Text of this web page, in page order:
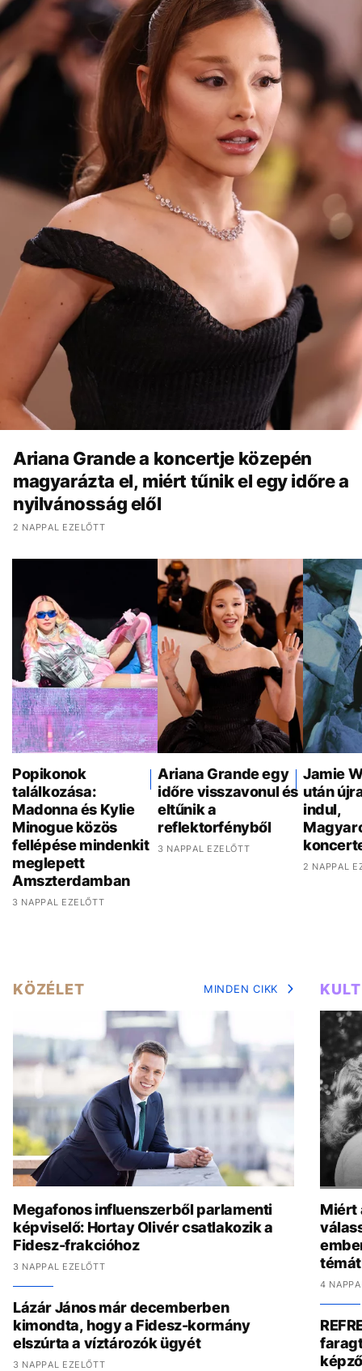
Ariana Grande a koncertje közepén
magyarázta el, miért tűnik el egy időre a
nyilvánosság elől
2 NAPPAL EZELŐTT
Popikonok
találkozása:
Madonna és Kylie
Minogue közös
fellépése mindenkit
meglepett
Amszterdamban
3 NAPPAL EZELŐTT
Ariana Grande egy
időre visszavonul és
eltűnik a
reflektorfényből
3 NAPPAL EZELŐTT
Jamie
után
indul,
2 NAPPAL
KÖZÉLET MINDEN CIKK
Megafonos influenszerből parlamenti
képviselő: Hortay Olivér csatlakozik a
Fidesz-frakcióhoz
3 NAPPAL EZELŐTT
Lázár János már decemberben
kimondta, hogy a Fidesz-kormány
elszúrta a víztározók ügyét
3 NAPPAL EZELŐTT
Miért
témát
4